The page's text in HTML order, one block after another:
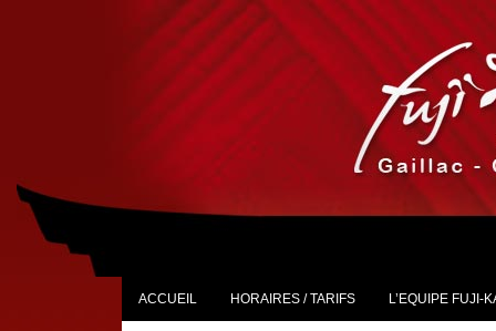
ACCUEIL HORAIRES / TARIFS L’EQUIPE FUJI-